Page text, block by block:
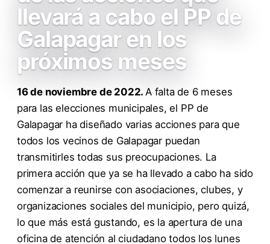
llevará a cabo el PP de
Galapagar en los
próximos meses
16 de noviembre de 2022. A falta de 6 meses
para las elecciones municipales, el PP de
Galapagar ha diseñado varias acciones para que
todos los vecinos de Galapagar puedan
transmitirles todas sus preocupaciones. La
primera acción que ya se ha llevado a cabo ha sido
comenzar a reunirse con asociaciones, clubes, y
organizaciones sociales del municipio, pero quizá,
lo que más está gustando, es la apertura de una
oficina de atención al ciudadano todos los lunes